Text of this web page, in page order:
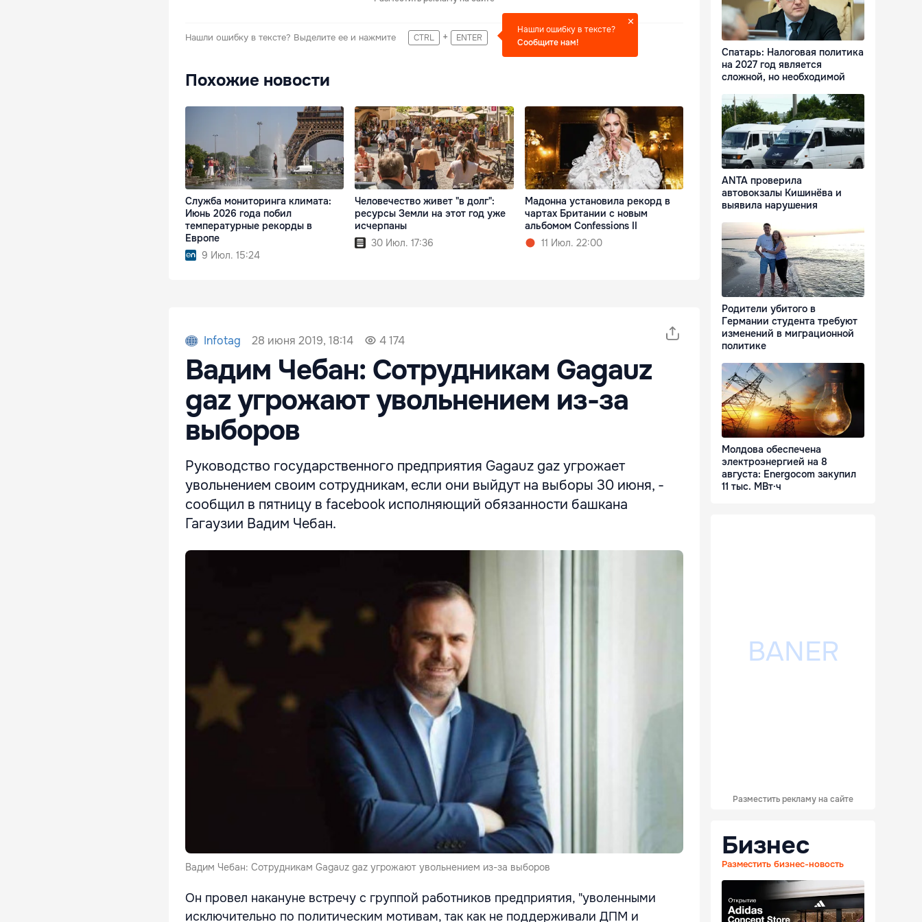
Нашли ошибку в тексте? Выделите ее и нажмите CTRL + ENTER
Нашли ошибку в тексте?
Сообщите нам!
Похожие новости
Служба мониторинга климата:
Июнь 2026 года побил
температурные рекорды в
Европе
9 Июл. 15:24
Человечество живет "в долг":
ресурсы Земли на этот год уже
исчерпаны
30 Июл. 17:36
Мадонна установила рекорд в
чартах Британии с новым
альбомом Confessions II
11 Июл. 22:00
Infotag 28 июня 2019, 18:14 4 174
Вадим Чебан: Сотрудникам Gagauz
gaz угрожают увольнением из-за
выборов
Руководство государственного предприятия Gagauz gaz угрожает
увольнением своим сотрудникам, если они выйдут на выборы 30 июня, -
сообщил в пятницу в facebook исполняющий обязанности башкана
Гагаузии Вадим Чебан.
Вадим Чебан: Сотрудникам Gagauz gaz угрожают увольнением из-за выборов
Он провел накануне встречу с группой работников предприятия, "уволенными
исключительно по политическим мотивам, так как не поддерживали ДПМ и
Спатарь: Налоговая политика
на 2027 год является
сложной, но необходимой
ANTA проверила
автовокзалы Кишинёва и
выявила нарушения
Родители убитого в
Германии студента требуют
изменений в миграционной
политике
Молдова обеспечена
электроэнергией на 8
августа: Energocom закупил
11 тыс. МВт·ч
Разместить рекламу на сайте
Бизнес
Разместить бизнес-новость